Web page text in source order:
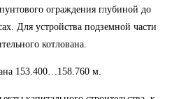
ограждения глубиной до
Для устройства подземной части
котлована.
153.400…158.760 м.